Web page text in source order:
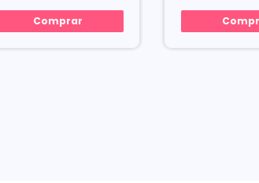
Comprar